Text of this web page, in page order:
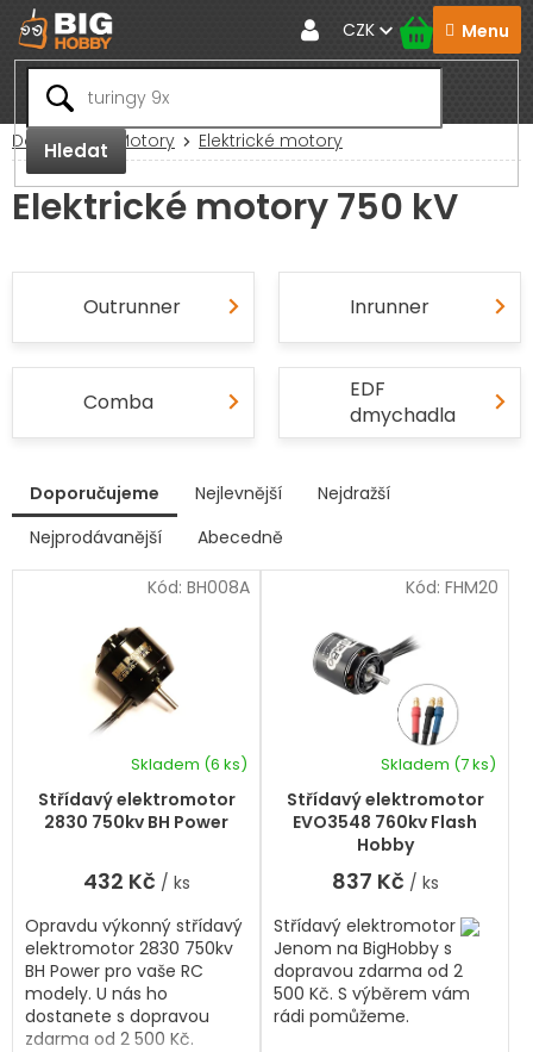
Přejít
na
obsah
Hledat
CZK
Domů RC Motory Elektrické motory
Elektrické motory 750 kV
Outrunner Inrunner
Comba
EDF
dmychadla
a
Doporučujeme Nejlevnější
Nejdražší
Nejprodávanější
Abecedně
ý
i
Střídavý elektromotor
2830 750kv BH Power
Skladem (6 ks)
432 Kč / ks
Opravdu výkonný střídavý
elektromotor 2830 750kv
BH Power pro vaše RC
modely. U nás ho
dostanete s dopravou
zdarma od 2 500 Kč.
Kód: BH008A
Střídavý elektromotor
EVO3548 760kv Flash
Hobby
Skladem (7 ks)
837 Kč / ks
Střídavý elektromotor
Jenom na BigHobby s
dopravou zdarma od 2
500 Kč. S výběrem vám
rádi pomůžeme.
Kód: FHM20